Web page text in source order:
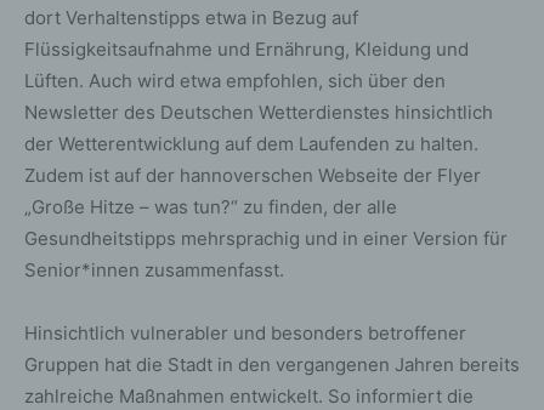
dort Verhaltenstipps etwa in Bezug auf
Flüssigkeitsaufnahme und Ernährung, Kleidung und
Lüften. Auch wird etwa empfohlen, sich über den
Newsletter des Deutschen Wetterdienstes hinsichtlich
der Wetterentwicklung auf dem Laufenden zu halten.
Zudem ist auf der hannoverschen Webseite der Flyer
„Große Hitze – was tun?“ zu finden, der alle
Gesundheitstipps mehrsprachig und in einer Version für
Senior*innen zusammenfasst.
Hinsichtlich vulnerabler und besonders betroffener
Gruppen hat die Stadt in den vergangenen Jahren bereits
zahlreiche Maßnahmen entwickelt. So informiert die